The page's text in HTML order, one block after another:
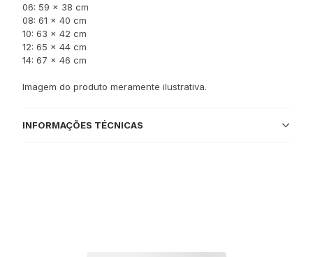
06: 59 x 38 cm
08: 61 x 40 cm
10: 63 x 42 cm
12: 65 x 44 cm
14: 67 x 46 cm
Imagem do produto meramente ilustrativa.
INFORMAÇÕES TÉCNICAS